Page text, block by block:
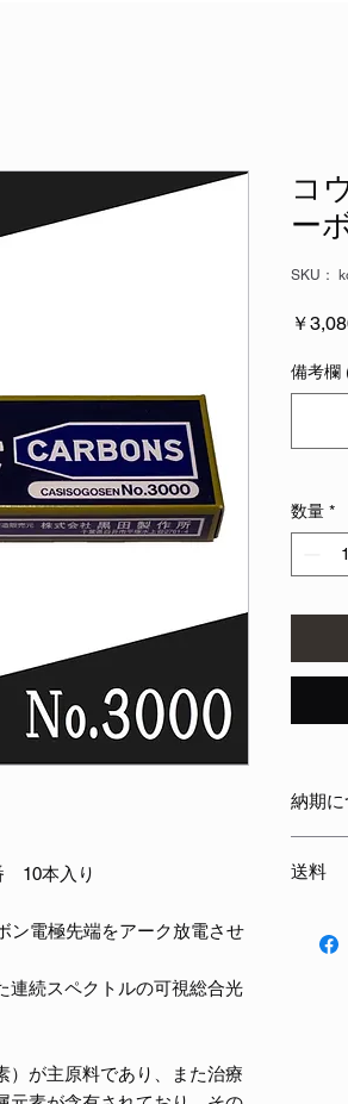
10本入り
ン電極先端をアーク放電させ
連続スペクトルの可視総合光
）が主原料であり、また治療
コ
ー
SKU：
￥
備考欄
数量 *
納期に
ます。
送料